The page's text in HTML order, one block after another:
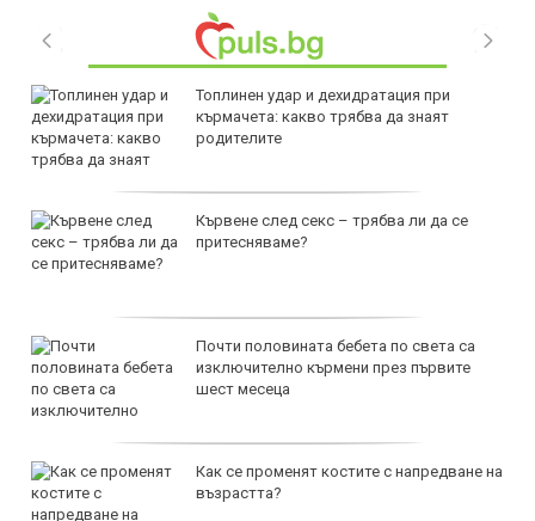
Топлинен удар и дехидратация при
кърмачета: какво трябва да знаят
родителите
Кървене след секс – трябва ли да се
притесняваме?
Почти половината бебета по света са
изключително кърмени през първите
шест месеца
Как се променят костите с напредване на
възрастта?